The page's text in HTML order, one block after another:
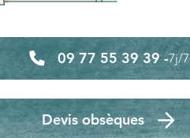
09 77 55 39 39 -7j/7
Devis obsèques